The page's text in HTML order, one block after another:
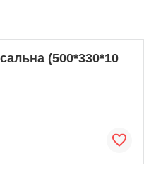
(500*330*10